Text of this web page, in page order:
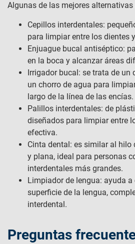
Algunas de las mejores
Cepillos interdentales:
para limpiar entre los dientes
Enjuague bucal antiséptico:
en la boca y alcanzar áreas
Irrigador bucal: se trata de
un chorro de agua para
largo de la línea de las encías.
Palillos interdentales: de
diseñados para limpiar entre
efectiva.
Cinta dental: es similar al hilo
y plana, ideal para personas
interdentales más grandes.
Limpiador de lengua: ayuda
superficie de la lengua,
interdental.
Preguntas